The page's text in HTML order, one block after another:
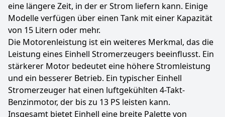
eine längere Zeit, in der er Strom liefern kann. Einige
Modelle verfügen über einen Tank mit einer Kapazität
von 15 Litern oder mehr.
Die Motorenleistung ist ein weiteres Merkmal, das die
Leistung eines Einhell Stromerzeugers beeinflusst. Ein
stärkerer Motor bedeutet eine höhere Stromleistung
und ein besserer Betrieb. Ein typischer Einhell
Stromerzeuger hat einen luftgekühlten 4-Takt-
Benzinmotor, der bis zu 13 PS leisten kann.
Insgesamt bietet Einhell eine breite Palette von